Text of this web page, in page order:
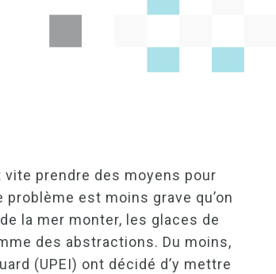
prendre des moyens pour
est moins grave qu’on
la mer monter, les glaces de
des abstractions. Du moins,
(UPEI) ont décidé d’y mettre